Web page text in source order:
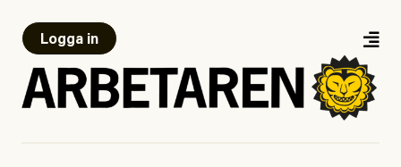
Logga in